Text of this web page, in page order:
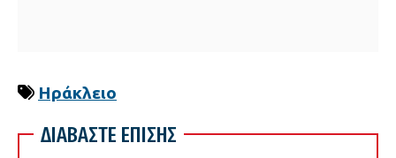
Ηράκλειο
ΔΙΑΒΑΣΤΕ ΕΠΙΣΗΣ